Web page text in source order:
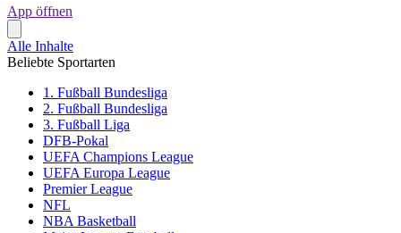
App öffnen
Alle Inhalte
Beliebte Sportarten
1. Fußball Bundesliga
2. Fußball Bundesliga
3. Fußball Liga
DFB-Pokal
UEFA Champions League
UEFA Europa League
Premier League
NFL
NBA Basketball